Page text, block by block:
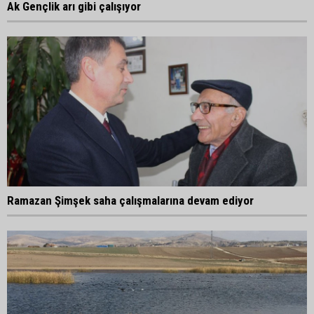
Ak Gençlik arı gibi çalışıyor
Ramazan Şimşek saha çalışmalarına devam ediyor